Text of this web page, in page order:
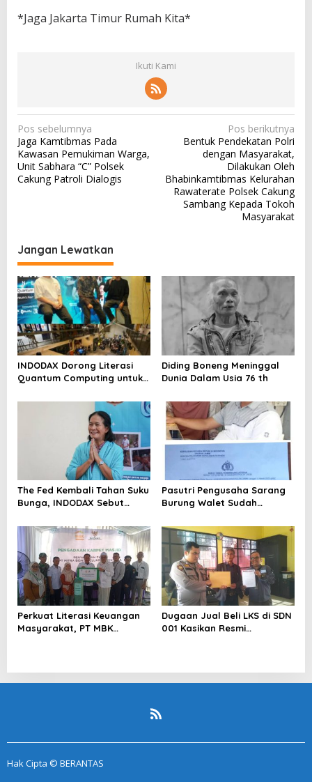
*Jaga Jakarta Timur Rumah Kita*
Ikuti Kami
N
a
v
i
s
i
p
o
s
Pos sebelumnya
Jaga Kamtibmas Pada
Kawasan Pemukiman Warga,
Unit Sabhara “C” Polsek
Cakung Patroli Dialogis
Pos berikutnya
Bentuk Pendekatan Polri
dengan Masyarakat,
Dilakukan Oleh
Bhabinkamtibmas Kelurahan
Rawaterate Polsek Cakung
Sambang Kepada Tokoh
Masyarakat
Jangan Lewatkan
INDODAX Dorong Literasi
Quantum Computing untuk
Blockchain
Diding Boneng Meninggal
Dunia Dalam Usia 76 th
The Fed Kembali Tahan Suku
Bunga, INDODAX Sebut
Sentimen Pasar
Pasutri Pengusaha Sarang
Burung Walet Sudah
Pelapor Desak Polda Jambi
Segera Lakukan Penahanan
Perkuat Literasi Keuangan
Masyarakat, PT MBK
Dugaan Jual Beli LKS di SDN
001 Kasikan Resmi
Hak Cipta © BERANTAS